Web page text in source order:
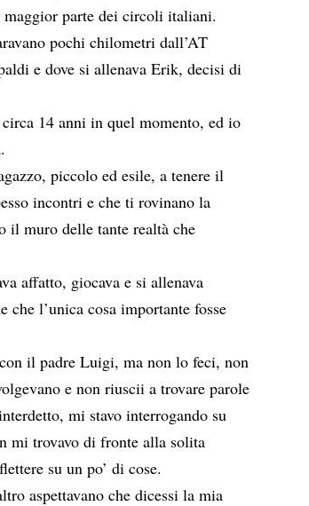
maggior parte dei circoli italiani.
pochi chilometri dall’AT
e dove si allenava Erik, decisi di
14 anni in quel momento, ed io
piccolo ed esile, a tenere il
incontri e che ti rovinano la
il muro delle tante realtà che
affatto, giocava e si allenava
che l’unica cosa importante fosse
il padre Luigi, ma non lo feci, non
e non riuscii a trovare parole
mi stavo interrogando su
mi trovavo di fronte alla solita
su un po’ di cose.
aspettavano che dicessi la mia